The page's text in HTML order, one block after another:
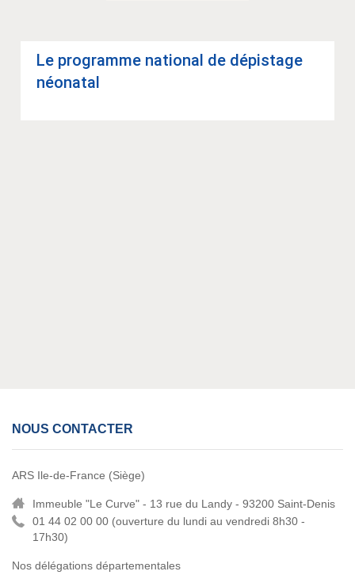
Le pro­gramme natio­nal de dépis­tage
néo­na­tal
NOUS CONTACTER
ARS Ile-de-France (Siège)
Immeuble "Le Curve" - 13 rue du Landy - 93200 Saint-Denis
01 44 02 00 00 (ouverture du lundi au vendredi 8h30 -
17h30)
Nos délégations départementales